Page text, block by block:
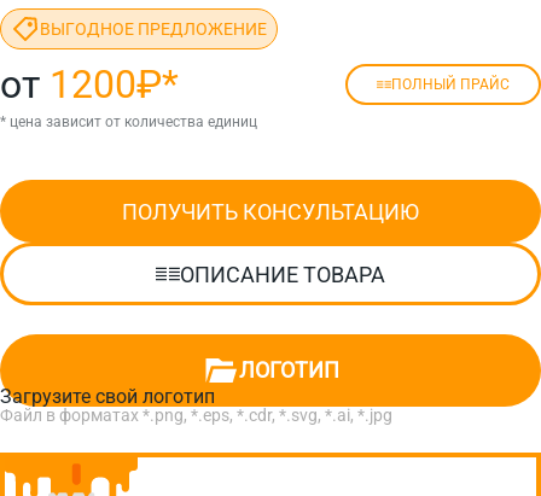
ВЫГОДНОЕ ПРЕДЛОЖЕНИЕ
от 1200₽* ПОЛНЫЙ ПРАЙС
* цена зависит от количества единиц
ПОЛУЧИТЬ КОНСУЛЬТАЦИЮ
ОПИСАНИЕ ТОВАРА
ЛОГОТИП
Загрузите свой логотип
Файл в форматах *.png, *.eps, *.cdr, *.svg, *.ai, *.jpg